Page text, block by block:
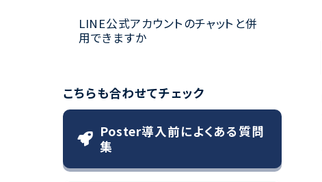
LINE公式アカウントのチャットと併
用できますか
こちらも合わせてチェック
Poster導入前によくある質問
集